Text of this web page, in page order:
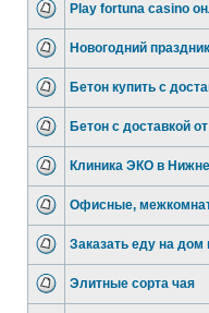
Play fortuna casino
Новогодний
Бетон купить с
Бетон с доставкой
Клиника ЭКО в
Офисные,
Заказать еду на дом
Элитные сорта чая